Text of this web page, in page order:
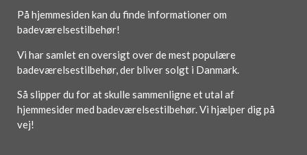
På hjemmesiden kan du finde informationer om
badeværelsestilbehør!
Vi har samlet en oversigt over de mest populære
badeværelsestilbehør, der bliver solgt i Danmark.
Så slipper du for at skulle sammenligne et utal af
hjemmesider med badeværelsestilbehør. Vi hjælper dig på
vej!